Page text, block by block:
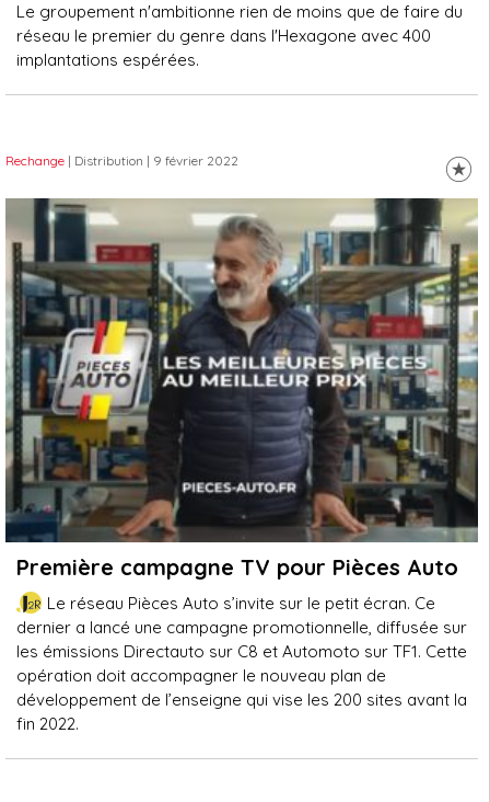
Le groupement n'ambitionne rien de moins que de faire du
réseau le premier du genre dans l'Hexagone avec 400
implantations espérées.
Rechange | Distribution | 9 février 2022
Première campagne TV pour Pièces Auto
Le réseau Pièces Auto s’invite sur le petit écran. Ce
dernier a lancé une campagne promotionnelle, diffusée sur
les émissions Directauto sur C8 et Automoto sur TF1. Cette
opération doit accompagner le nouveau plan de
développement de l’enseigne qui vise les 200 sites avant la
fin 2022.